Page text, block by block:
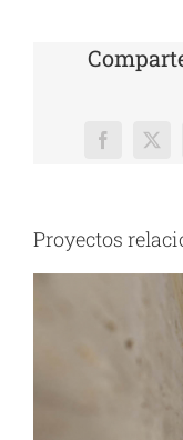
Facebook
Proyectos